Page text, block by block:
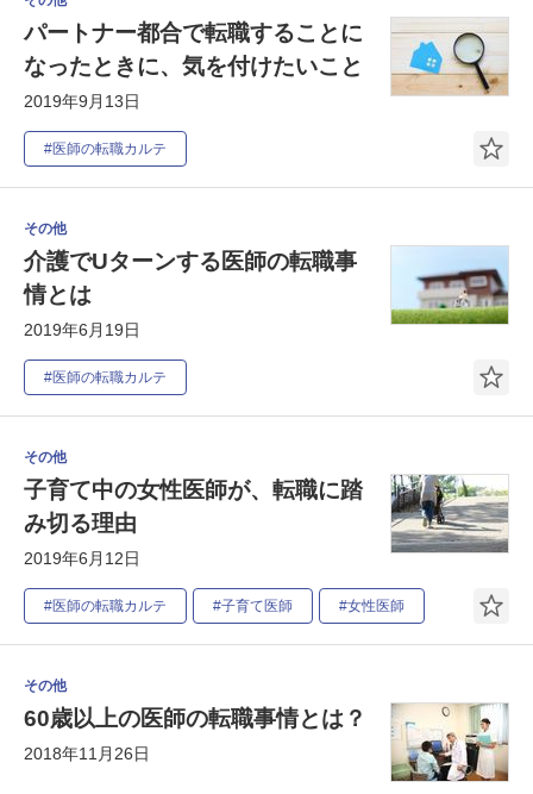
パートナー都合で転職することに
なったときに、気を付けたいこと
2019年9月13日
#医師の転職カルテ
その他
介護でUターンする医師の転職事
情とは
2019年6月19日
#医師の転職カルテ
その他
子育て中の女性医師が、転職に踏
み切る理由
2019年6月12日
#医師の転職カルテ #子育て医師 #女性医師
その他
60歳以上の医師の転職事情とは？
2018年11月26日